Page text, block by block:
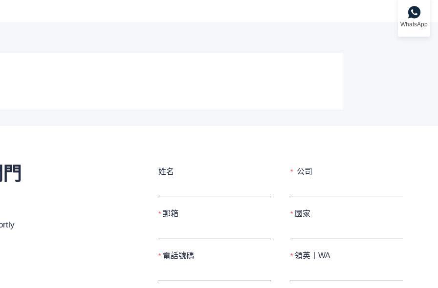
姓名 公司
郵箱 國家
電話號碼 領英丨WA
WhatsApp